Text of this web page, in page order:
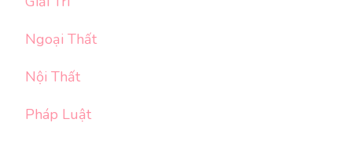
Ngoại Thất
Nội Thất
Pháp Luật